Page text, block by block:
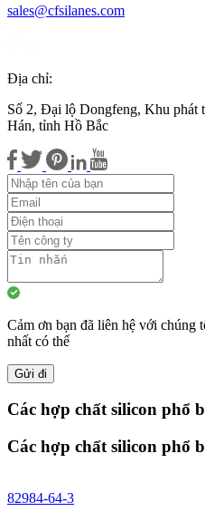
sales@cfsilanes.com
Địa chỉ:
Số 2, Đại lộ Dongfeng, Khu phát
Hán, tỉnh Hồ Bắc
Cảm ơn bạn đã liên hệ với chúng
nhất có thể
Gửi đi
Các hợp chất silicon phổ
Các hợp chất silicon phổ
82984-64-3